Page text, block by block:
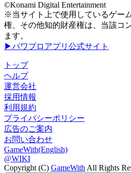
©Konami Digital Entertainment
※当サイト上で使用しているゲー
権、その他知的財産権は、当該コ
ます。
▶パワプロアプリ公式サイト
トップ
ヘルプ
運営会社
採用情報
利用規約
プライバシーポリシー
広告のご案内
お問い合わせ
GameWith(English)
@WIKI
Copyright (C) GameWith All Rights